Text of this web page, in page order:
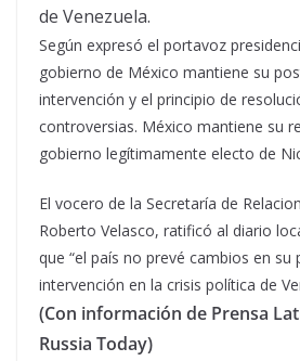
de Venezuela.
Según expresó el portavoz
gobierno de México mantiene su
intervención y el principio de
controversias. México mantiene su
gobierno legítimamente electo de
El vocero de la Secretaría de
Roberto Velasco, ratificó al diario
que “el país no prevé cambios en su
intervención en la crisis política de
(Con información de Prensa
Russia Today)